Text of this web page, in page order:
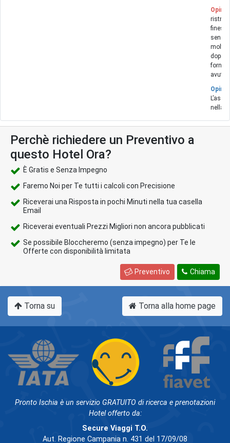
senza
molto
dopo
fornito
avuto
nella
Perchè richiedere un Preventivo a
questo Hotel Ora?
È Gratis e Senza Impegno
Faremo Noi per Te tutti i calcoli con Precisione
Riceverai una Risposta in pochi Minuti nella tua casella
Email
Riceverai eventuali Prezzi Migliori non ancora pubblicati
Se possibile Bloccheremo (senza impegno) per Te le
Offerte con disponibilità limitata
Chiama
Preventivo
Torna su Torna alla home page
Pronto Ischia è un servizio GRATUITO di ricerca e prenotazioni
Hotel offerto da:
Secure Viaggi T.O.
Aut. Regione Campania n. 431 del 17/09/08